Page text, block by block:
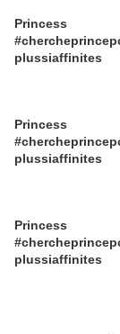
Princess
plussiaffinites
Princess
plussiaffinites
Princess
plussiaffinites